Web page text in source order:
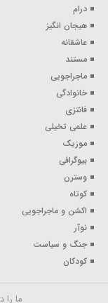
درام
هیجان انگیز
عاشقانه
مستند
ماجراجویی
خانوادگی
فانتزی
علمی تخیلی
موزیک
بیوگرافی
وسترن
کوتاه
اکشن و ماجراجویی
نوآر
جنگ و سیاست
کودکان
ما